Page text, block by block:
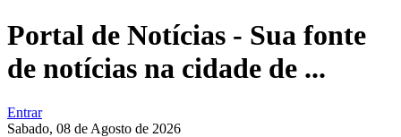
Portal de Notícias - Sua fonte
de notícias na cidade de ...
Entrar
Sabado, 08 de Agosto de 2026